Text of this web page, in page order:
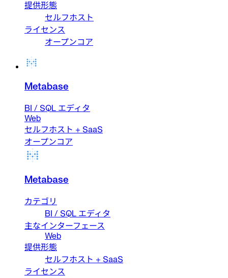
提供形態
セルフホスト
ライセンス
オープンコア
Metabase
BI / SQL エディタ
Web
セルフホスト + SaaS
オープンコア
Metabase
カテゴリ
BI / SQL エディタ
主なインターフェース
Web
提供形態
セルフホスト + SaaS
ライセンス